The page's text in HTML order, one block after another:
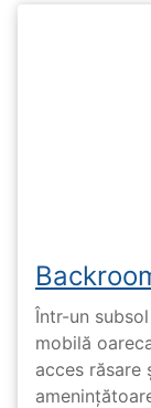
Într-un
mobilă
acces răsare